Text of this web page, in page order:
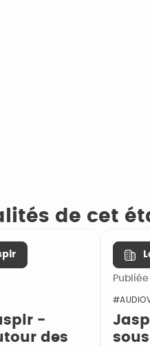
de cet
-
des